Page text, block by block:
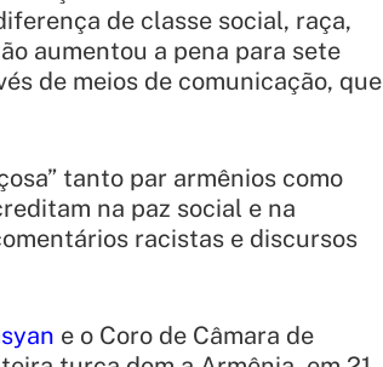
de classe social, raça,
aumentou a pena para sete
de meios de comunicação, que
tanto par armênios como
na paz social e na
racistas e discursos
e o Coro de Câmara de